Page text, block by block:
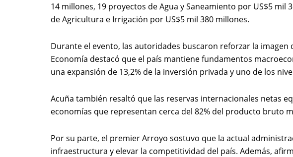
14 millones, 19 proyectos de Agua y Saneamiento por US$5
de Agricultura e Irrigación por US$5 mil 380 millones.
Durante el evento, las autoridades buscaron reforzar la
Economía destacó que el país mantiene fundamentos
una expansión de 13,2% de la inversión privada y uno de los
Acuña también resaltó que las reservas internacionales netas
economías que representan cerca del 82% del producto bruto
Por su parte, el premier Arroyo sostuvo que la actual
infraestructura y elevar la competitividad del país. Además,